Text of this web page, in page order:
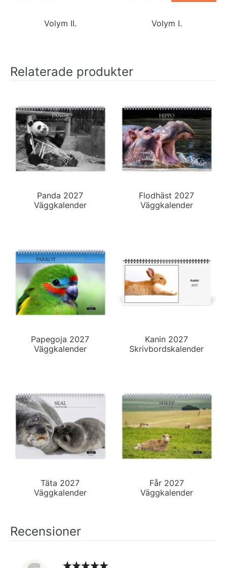
Volym II. Volym I.
Relaterade produkter
Panda 2027
Väggkalender
Flodhäst 2027
Väggkalender
Papegoja 2027
Väggkalender
Kanin 2027
Skrivbordskalender
Täta 2027
Väggkalender
Får 2027
Väggkalender
Recensioner